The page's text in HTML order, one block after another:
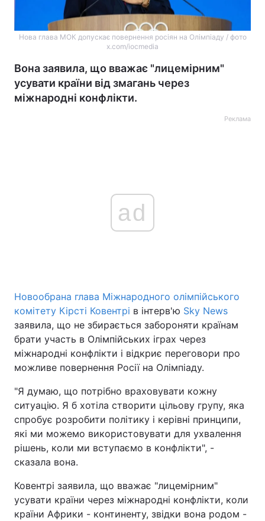
Нова глава МОК допускає повернення росіян на Олімпіаду / фото
x.com/iocmedia
Вона заявила, що вважає "лицемірним"
усувати країни від змагань через
міжнародні конфлікти.
Реклама
ad
Новообрана глава Міжнародного олімпійського
комітету Кірсті Ковентрі в інтерв'ю Sky News
заявила, що не збирається забороняти країнам
брати участь в Олімпійських іграх через
міжнародні конфлікти і відкриє переговори про
можливе повернення Росії на Олімпіаду.
"Я думаю, що потрібно враховувати кожну
ситуацію. Я б хотіла створити цільову групу, яка
спробує розробити політику і керівні принципи,
які ми можемо використовувати для ухвалення
рішень, коли ми вступаємо в конфлікти", -
сказала вона.
Ковентрі заявила, що вважає "лицемірним"
усувати країни через міжнародні конфлікти, коли
країни Африки - континенту, звідки вона родом -